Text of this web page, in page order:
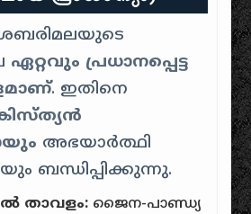
ഏറ്റവും പ്രധാനപ്പെട്ട
. ഇതിനെ
അഭയാർത്ഥി
ബന്ധിപ്പിക്കുന്നു.
താവളം: ജൈന-പാണ്ഡ്യ